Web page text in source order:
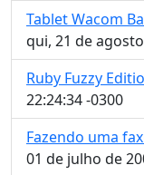
Tablet Wacom
qui, 21 de
Ruby Fuzzy
22:24:34 -0300
Fazendo uma
01 de julho de